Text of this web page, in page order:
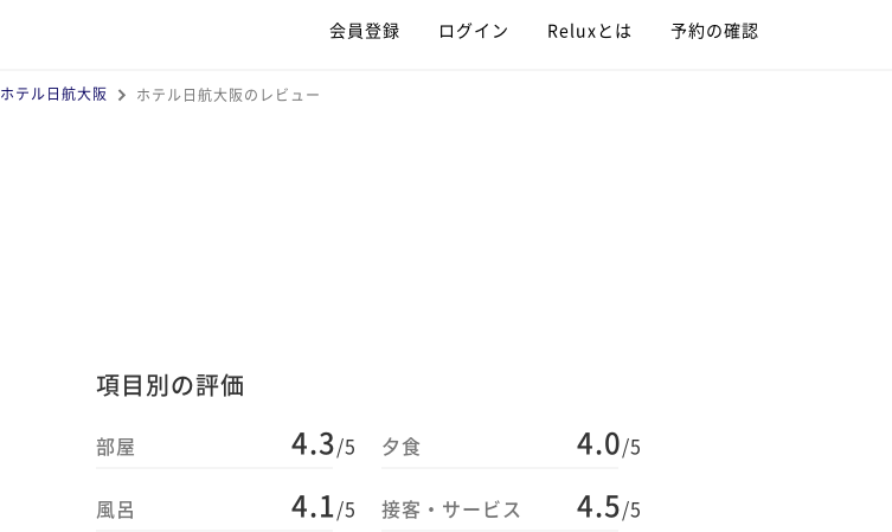
会員登録 ログイン Reluxとは 予約の確認
ホテル日航大阪 ホテル日航大阪のレビュー
項目別の評価
部屋 4.3/5
風呂 4.1/5
夕食 4.0/5
接客・サービス 4.5/5